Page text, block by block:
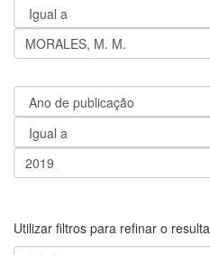
Utilizar filtros para refinar o